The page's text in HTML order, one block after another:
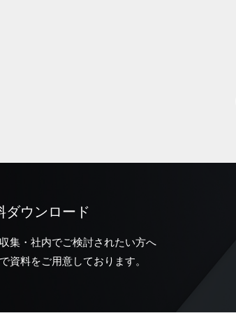
ダウンロード
集・社内でご検討されたい方へ
資料をご用意しております。